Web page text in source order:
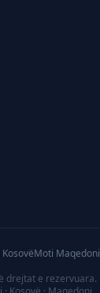
Moti Maqedoni
drejtat e rezervuara.